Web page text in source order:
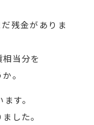
残金がありま
当分を
。
す。
した。